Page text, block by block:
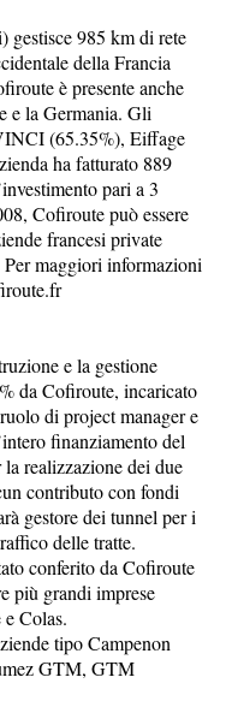
gestisce 985 km di rete
della Francia
è presente anche
e la Germania. Gli
(65.35%), Eiffage
ha fatturato 889
pari a 3
Cofiroute può essere
francesi private
maggiori informazioni
e la gestione
da Cofiroute, incaricato
di project manager e
finanziamento del
realizzazione dei due
contributo con fondi
gestore dei tunnel per i
delle tratte.
conferito da Cofiroute
più grandi imprese
Colas.
tipo Campenon
GTM, GTM